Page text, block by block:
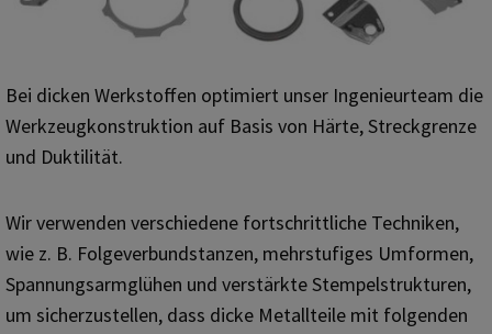
Bei dicken Werkstoffen optimiert unser Ingenieurteam die
Werkzeugkonstruktion auf Basis von Härte, Streckgrenze
und Duktilität.
Wir verwenden verschiedene fortschrittliche Techniken,
wie z. B. Folgeverbundstanzen, mehrstufiges Umformen,
Spannungsarmglühen und verstärkte Stempelstrukturen,
um sicherzustellen, dass dicke Metallteile mit folgenden